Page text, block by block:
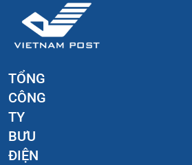
TỔNG
CÔNG
TY
BƯU
ĐIỆN